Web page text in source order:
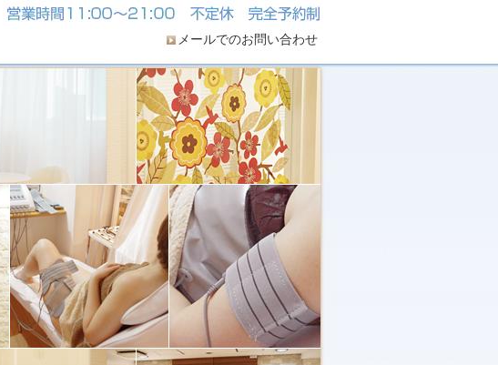
メールでのお問い合わせ